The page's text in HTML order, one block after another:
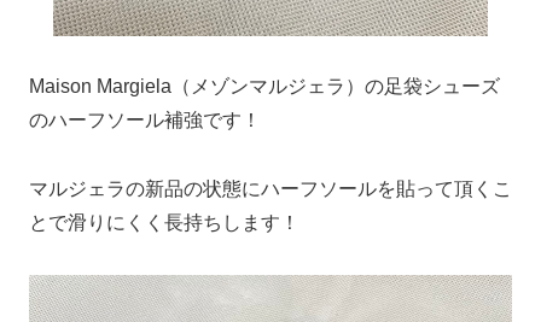
Maison Margiela（メゾンマルジェラ）の足袋シューズ
のハーフソール補強です！
マルジェラの新品の状態にハーフソールを貼って頂くこ
とで滑りにくく長持ちします！